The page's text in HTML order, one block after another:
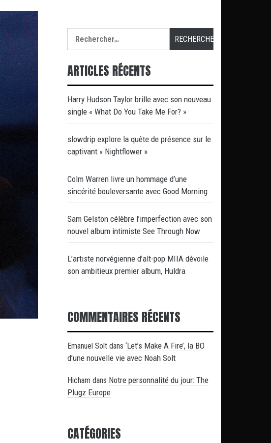
ARTICLES RÉCENTS
Harry Hudson Taylor brille avec son nouveau
single « What Do You Take Me For? »
slowdrip explore la quête de présence sur le
captivant « Nightflower »
Colm Warren livre un hommage d’une
sincérité bouleversante avec Good Morning
Sam Gelston célèbre l’imperfection avec son
nouvel album intimiste See Through Now
L’artiste norvégienne d’alt-pop MIIA dévoile
son ambitieux premier album, Huldra
COMMENTAIRES RÉCENTS
Emanuel Solt dans ‘Let’s Make A Fire’, la BO
d’une nouvelle vie avec Noah Solt
Hicham dans Notre personnalité du jour: The
Plugz Europe
CATÉGORIES